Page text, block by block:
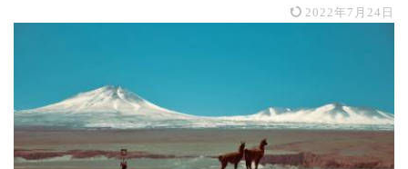
2022年7月24日